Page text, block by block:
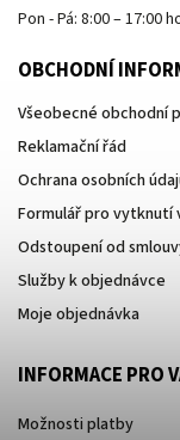
Pon - Pá: 8:00 – 17:00
OBCHODNÍ
Všeobecné obchodní
Reklamační řád
Ochrana osobních
Formulář pro vytknutí
Odstoupení od
Služby k objednávce
Moje objednávka
INFORMACE PRO
Možnosti platby